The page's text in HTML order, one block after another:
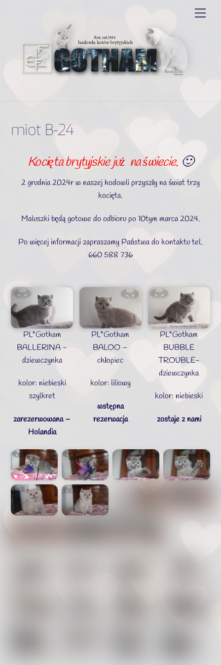
miot B-24
Kocięta brytyjskie już na świecie. 🙂
2 grudnia 2024r w naszej hodowli przyszły na świat trzy
kocięta.
Maluszki będą gotowe do odbioru po 10tym marca 2024.
Po więcej informacji zapraszamy Państwa do kontaktu tel.
660 588 736
PL*Gotham
BALLERINA -
dziewczynka
kolor: niebieski
szylkret
zarezerwowana –
Holandia
PL*Gotham
BALOO –
chłopiec
kolor: liliowy
wstępna
rezerwacja
PL*Gotham
BUBBLE
TROUBLE-
dziewczynka
kolor: niebieski
zostaje z nami